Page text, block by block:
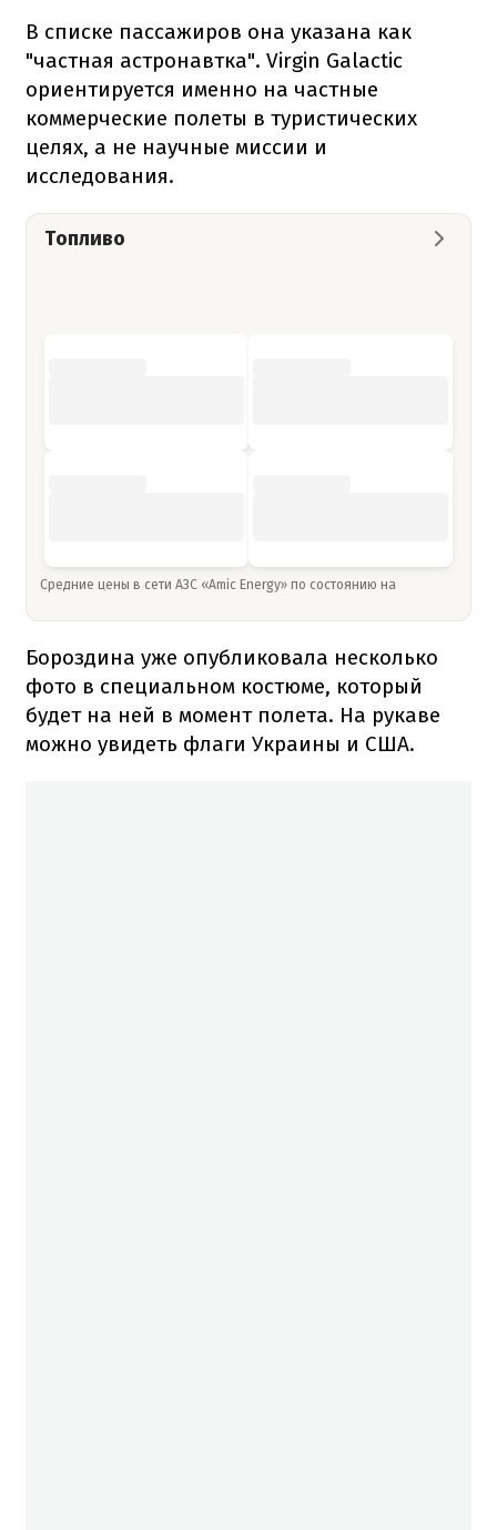
В списке пассажиров она указана как
"частная астронавтка". Virgin Galactic
ориентируется именно на частные
коммерческие полеты в туристических
целях, а не научные миссии и
исследования.
Топливо
Средние цены в сети АЗС «Amic Energy» по состоянию на
Бороздина уже опубликовала несколько
фото в специальном костюме, который
будет на ней в момент полета. На рукаве
можно увидеть флаги Украины и США.